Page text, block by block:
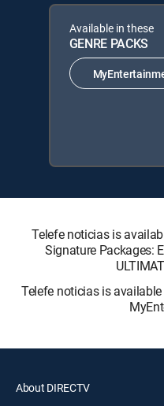
Available in these
GENRE PACKS
Telefe noticias is
Signature Packages:
Telefe noticias is
About DIRECTV